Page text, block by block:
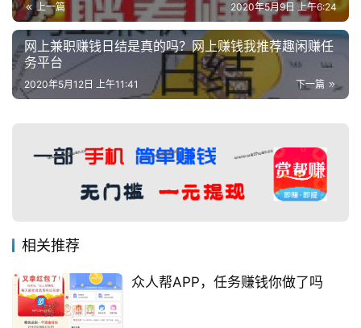
上一篇 2020年5月9日 上午6:24
网上兼职赚钱日结是真的吗？网上赚钱我推荐趣闲赚任
务平台
下一篇
2020年5月12日 上午11:41
相关推荐
众人帮APP，任务赚钱你做了吗